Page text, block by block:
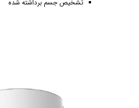
تشخیص جسم برداشته شده